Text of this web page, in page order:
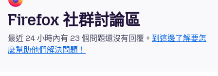
Firefox 社群討論區
最近 24 小時內有 23 個問題還沒有回覆。 到這邊了解要怎
麼幫助他們解決問題！